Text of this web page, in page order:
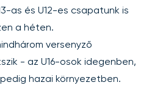
as és U12-es csapatunk is
a héten.
versenyző
- az U16-osok idegenben,
hazai környezetben.